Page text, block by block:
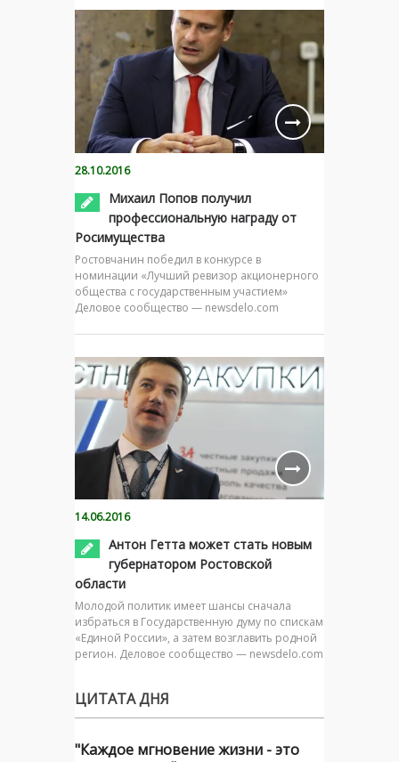
28.10.2016
Михаил Попов получил
профессиональную награду от
Росимущества
Ростовчанин победил в конкурсе в
номинации «Лучший ревизор акционерного
общества с государственным участием»
Деловое сообщество — newsdelo.com
14.06.2016
Антон Гетта может стать новым
губернатором Ростовской
области
Молодой политик имеет шансы сначала
избраться в Государственную думу по спискам
«Единой России», а затем возглавить родной
регион. Деловое сообщество — newsdelo.com
ЦИТАТА ДНЯ
"Каждое мгновение жизни - это